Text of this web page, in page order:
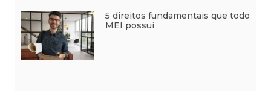
5 direitos fundamentais que todo
MEI possui